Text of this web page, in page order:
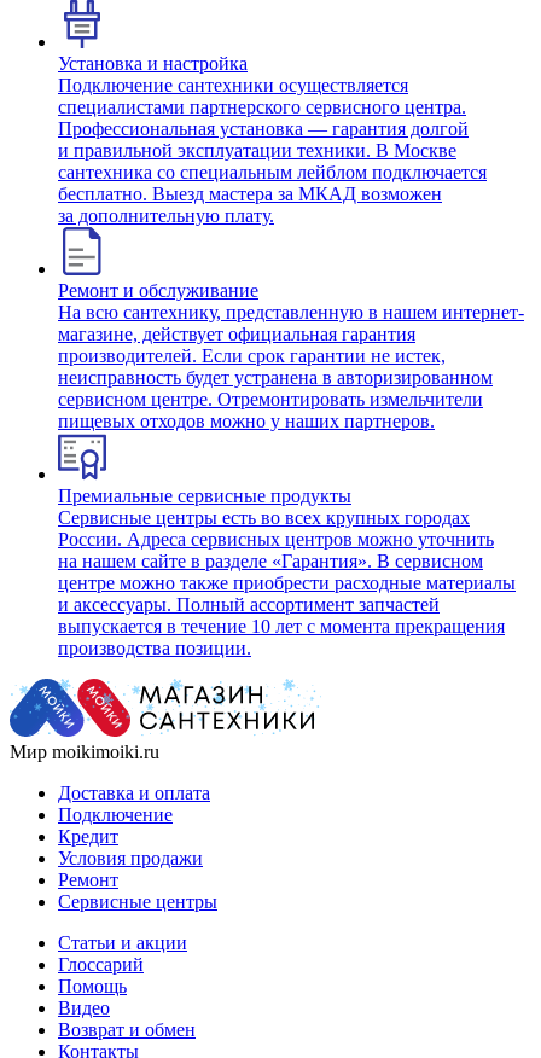
Установка и настройка
Подключение сантехники осуществляется
специалистами партнерского сервисного центра.
Профессиональная установка — гарантия долгой
и правильной эксплуатации техники. В Москве
сантехника со специальным лейблом подключается
бесплатно. Выезд мастера за МКАД возможен
за дополнительную плату.
Ремонт и обслуживание
На всю сантехнику, представленную в нашем интернет-
магазине, действует официальная гарантия
производителей. Если срок гарантии не истек,
неисправность будет устранена в авторизированном
сервисном центре. Отремонтировать измельчители
пищевых отходов можно у наших партнеров.
Премиальные сервисные продукты
Сервисные центры есть во всех крупных городах
России. Адреса сервисных центров можно уточнить
на нашем сайте в разделе «Гарантия». В сервисном
центре можно также приобрести расходные материалы
и аксессуары. Полный ассортимент запчастей
выпускается в течение 10 лет с момента прекращения
производства позиции.
Мир moikimoiki.ru
Доставка и оплата
Подключение
Кредит
Условия продажи
Ремонт
Сервисные центры
Статьи и акции
Глоссарий
Помощь
Видео
Возврат и обмен
Контакты